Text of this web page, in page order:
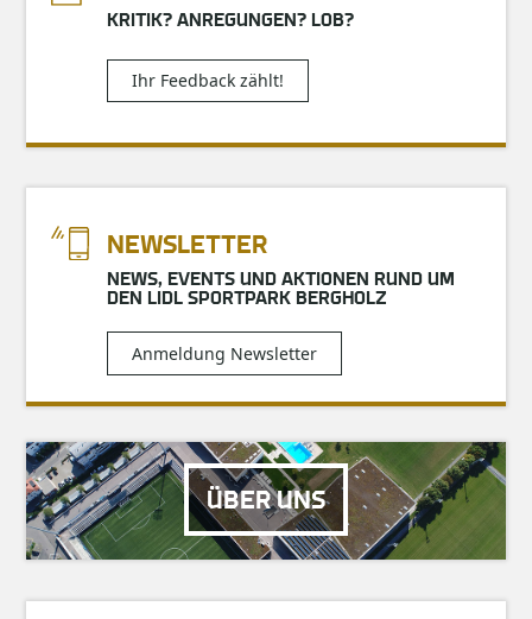
KRITIK? ANREGUNGEN? LOB?
Ihr Feedback zählt!
NEWSLETTER
NEWS, EVENTS UND AKTIONEN RUND UM
DEN LIDL SPORTPARK BERGHOLZ
Anmeldung Newsletter
ÜBER UNS